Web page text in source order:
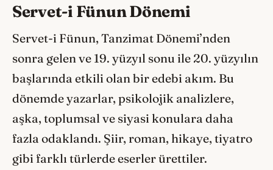
Servet-i Fünun Dönemi
Servet-i Fünun, Tanzimat Dönemi’nden
sonra gelen ve 19. yüzyıl sonu ile 20. yüzyılın
başlarında etkili olan bir edebi akım. Bu
dönemde yazarlar, psikolojik analizlere,
aşka, toplumsal ve siyasi konulara daha
fazla odaklandı. Şiir, roman, hikaye, tiyatro
gibi farklı türlerde eserler ürettiler.